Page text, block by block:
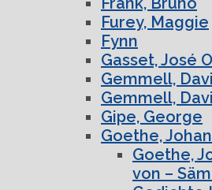
Furey, Maggie
Fynn
Gasset, José
Gemmell,
Gemmell,
Gipe, George
Goethe,
Goethe,
von –